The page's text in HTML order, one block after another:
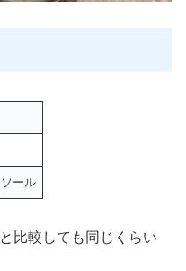
ール
比較しても同じくらい